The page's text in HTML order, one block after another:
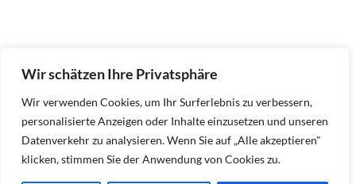
Wir schätzen Ihre Privatsphäre
Wir verwenden Cookies, um Ihr Surferlebnis zu verbessern,
personalisierte Anzeigen oder Inhalte einzusetzen und unseren
Datenverkehr zu analysieren. Wenn Sie auf „Alle akzeptieren"
klicken, stimmen Sie der Anwendung von Cookies zu.